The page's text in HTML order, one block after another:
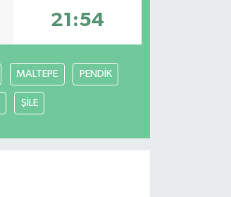
21:54
MALTEPE PENDİK
ŞİLE